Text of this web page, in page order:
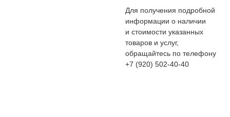
Для получения подробной
информации о наличии
и стоимости указанных
товаров и услуг,
обращайтесь по телефону
+7 (920) 502-40-40